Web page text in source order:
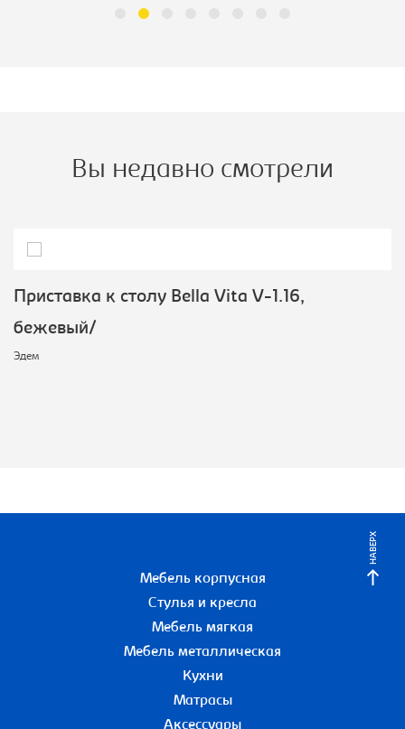
Вы недавно смотрели
Приставка к столу Bella Vita V-1.16,
бежевый/
Эдем
НАВЕРХ
Мебель корпусная
Стулья и кресла
Мебель мягкая
Мебель металлическая
Кухни
Матрасы
Аксессуары